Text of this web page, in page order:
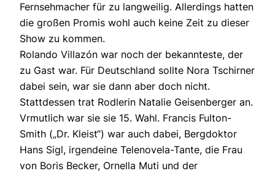
Fernsehmacher für zu langweilig. Allerdings hatten
die großen Promis wohl auch keine Zeit zu dieser
Show zu kommen.
Rolando Villazón war noch der bekannteste, der
zu Gast war. Für Deutschland sollte Nora Tschirner
dabei sein, war sie dann aber doch nicht.
Stattdessen trat Rodlerin Natalie Geisenberger an.
Vrmutlich war sie sie 15. Wahl. Francis Fulton-
Smith („Dr. Kleist“) war auch dabei, Bergdoktor
Hans Sigl, irgendeine Telenovela-Tante, die Frau
von Boris Becker, Ornella Muti und der